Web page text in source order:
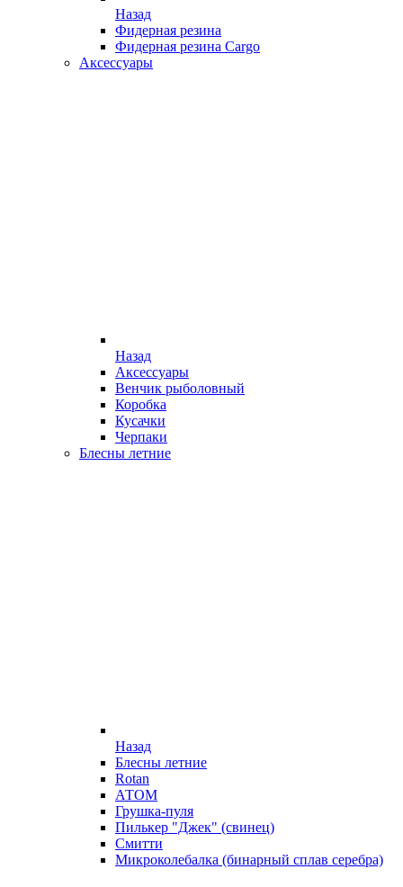
Назад
Фидерная резина
Фидерная резина Cargo
Аксессуары
Назад
Аксессуары
Венчик рыболовный
Коробка
Кусачки
Черпаки
Блесны летние
Назад
Блесны летние
Rotan
АТОМ
Грушка-пуля
Пилькер "Джек" (свинец)
Смитти
Микроколебалка (бинарный сплав серебра)